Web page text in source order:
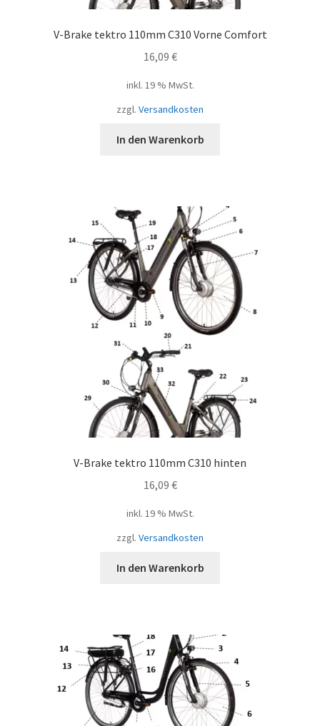
V-Brake tektro 110mm C310 Vorne Comfort
16,09 €
inkl. 19 % MwSt.
zzgl. Versandkosten
In den Warenkorb
V-Brake tektro 110mm C310 hinten
16,09 €
inkl. 19 % MwSt.
zzgl. Versandkosten
In den Warenkorb